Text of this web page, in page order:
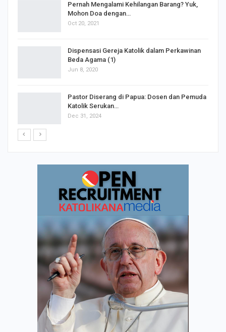
Pernah Mengalami Kehilangan Barang? Yuk,
Mohon Doa dengan…
Oct 20, 2021
Dispensasi Gereja Katolik dalam Perkawinan
Beda Agama (1)
Jun 8, 2020
Pastor Diserang di Papua: Dosen dan Pemuda
Katolik Serukan…
Dec 31, 2024